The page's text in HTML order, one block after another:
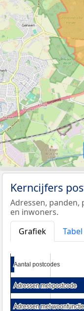
Kerncijfers
Adressen, panden,
en inwoners.
Grafiek
Tabel
Aantal postcodes
Aantal postcodes
Adressen met postcode
Adressen met postcode
Adressen met woonfunctie
Adressen met woonfunctie